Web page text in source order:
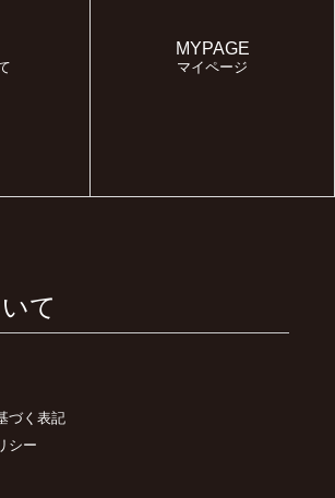
MYPAGE
マイページ
て
づく表記
シー